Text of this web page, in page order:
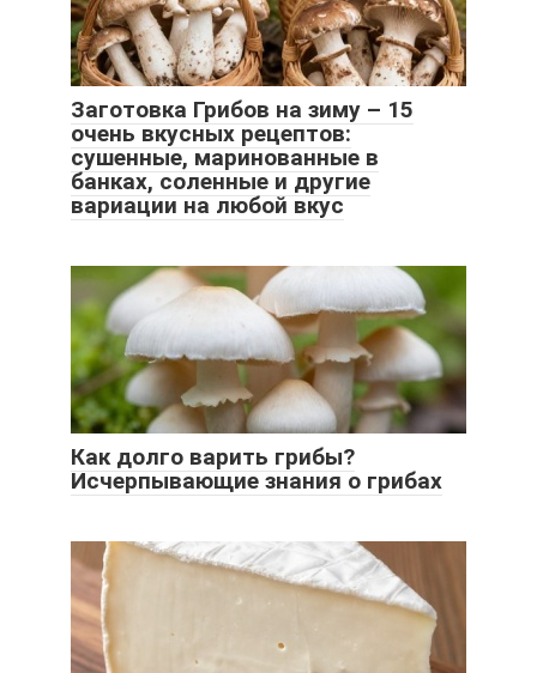
Заготовка Грибов на зиму – 15
очень вкусных рецептов:
сушенные, маринованные в
банках, соленные и другие
вариации на любой вкус
Как долго варить грибы?
Исчерпывающие знания о грибах